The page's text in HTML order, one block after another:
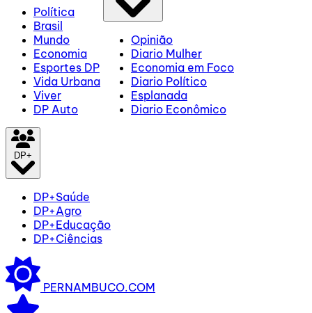
Política
Brasil
Mundo
Economia
Esportes DP
Vida Urbana
Viver
DP Auto
Opinião
Diario Mulher
Economia em Foco
Diario Político
Esplanada
Diario Econômico
DP+
DP+Saúde
DP+Agro
DP+Educação
DP+Ciências
PERNAMBUCO.COM